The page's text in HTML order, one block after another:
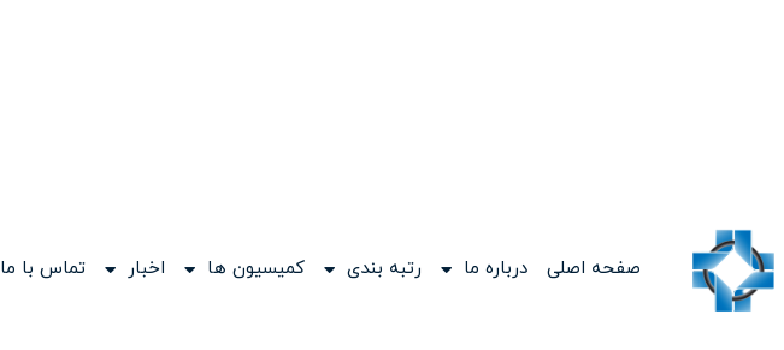
صفحه اصلی درباره ما رتبه بندی کمیسیون ها اخبار تماس با ما